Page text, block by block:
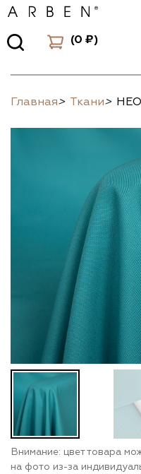
(0 ₽)
Главная> Ткани> НЕО
Внимание: цвет товара
на фото из-за